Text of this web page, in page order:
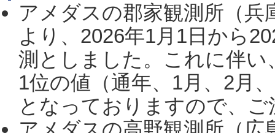
アメダスの郡家観測所（
より、2026年1月1日から
測としました。これに伴い
1位の値（通年、1月、2月
となっておりますので、